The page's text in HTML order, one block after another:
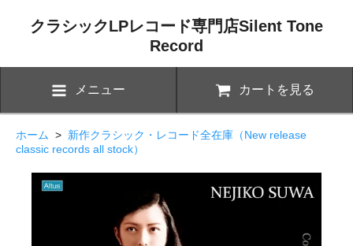
クラシックLPレコード専門店Silent Tone
Record
メニュー カートを見る
ホーム > 新作クラシック・レコード全在庫（New release
classic records all stock）